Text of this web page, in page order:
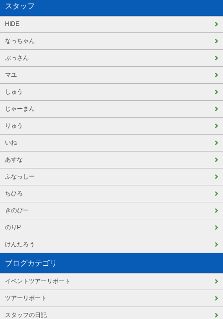
スタッフ
HIDE
なっちゃん
ぶっさん
マユ
しゅう
じゃーまん
りゅう
いね
あすな
ふなっしー
ちひろ
きのぴー
のりP
けんたろう
ブログカテゴリ
イベントツアーリポート
ツアーリポート
スタッフの日記